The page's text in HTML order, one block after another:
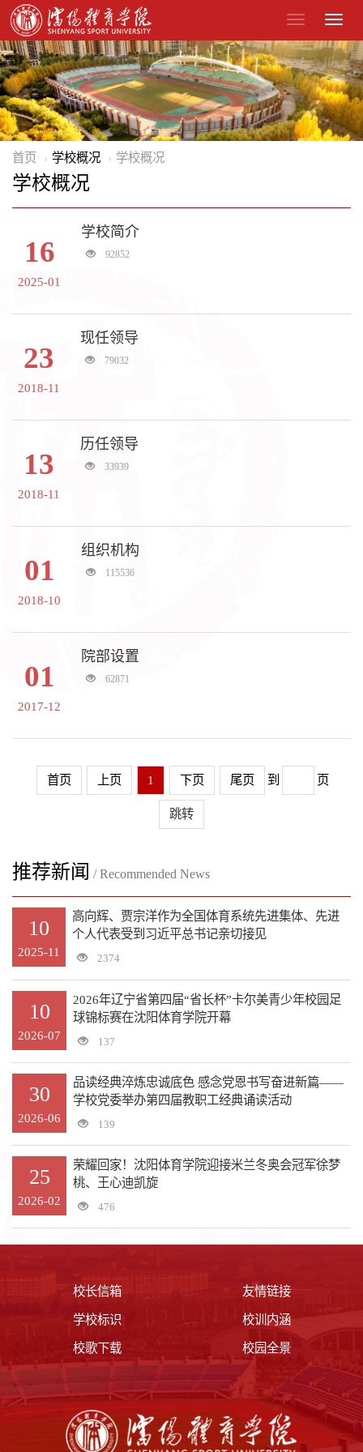
首页 学校概况 学校概况
学校概况
16
2025-01
学校简介
92852
23
2018-11
现任领导
79032
13
2018-11
历任领导
33939
01
2018-10
组织机构
115536
01
2017-12
院部设置
62871
首页 上页 1 下页 尾页 到 页
跳转
推荐新闻 / Recommended News
10
2025-11
高向辉、贾宗洋作为全国体育系统先进集体、先进
个人代表受到习近平总书记亲切接见
2374
10
2026-07
2026年辽宁省第四届“省长杯”卡尔美青少年校园足
球锦标赛在沈阳体育学院开幕
137
30
2026-06
品读经典淬炼忠诚底色 感念党恩书写奋进新篇——
学校党委举办第四届教职工经典诵读活动
139
25
2026-02
荣耀回家！沈阳体育学院迎接米兰冬奥会冠军徐梦
桃、王心迪凯旋
476
校长信箱 友情链接
学校标识 校训内涵
校歌下载 校园全景